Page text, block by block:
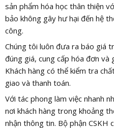
sản phẩm hóa học thân thiện
bảo không gây hư hại đến hệ
công.
Chúng tôi luôn đưa ra báo giá
đúng giá, cung cấp hóa đơn và
Khách hàng có thể kiểm tra
giao và thanh toán.
Với tác phong làm việc nhanh
nơi khách hàng trong khoảng
nhận thông tin. Bộ phận